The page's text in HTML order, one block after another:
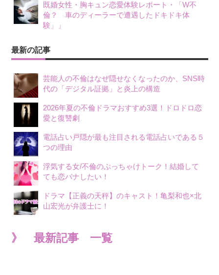
既婚女性・胸キュン恋愛体験レポート・「W不
倫？ 車のディーラーで遭遇したドキドキ体
験」」
最新の記事
芸能人の不倫はなぜ隠せなくなったのか、SNS時
代の「デジタル証拠」と炎上の構造
2026年夏の不倫ドラマおすすめ3選！ドロドロ恋
愛と復讐劇
電話占い戸隠が最も注目される電話占いである５
つの理由
浮気する女/不倫のぶっちゃけトーク！結婚して
ても恋バナしたい！
ドラマ【正義の天秤】のキャスト！亀梨和也×北
山宏光が弁護士に！
》 最新記事 一覧